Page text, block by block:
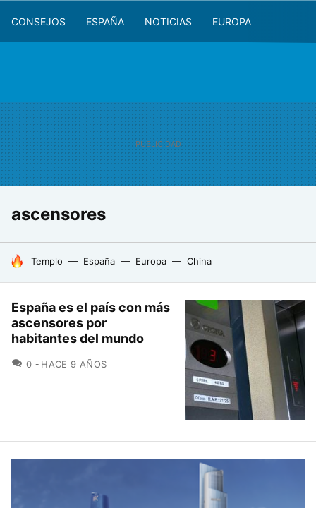
CONSEJOS ESPAÑA NOTICIAS EUROPA
ascensores
HOY SE HABLA DE
Templo España Europa China
España es el país con más
ascensores por
habitantes del mundo
0 COMENTARIOS
HACE 9 AÑOS